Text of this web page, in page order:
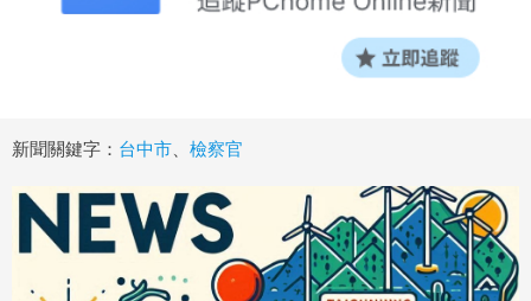
新聞關鍵字： 台中市 檢察官